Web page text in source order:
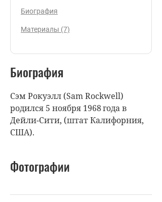
Биография
Материалы (7)
Биография
Сэм Рокуэлл (Sam Rockwell)
родился 5 ноября 1968 года в
Дейли-Сити, (штат Калифорния,
США).
Фотографии